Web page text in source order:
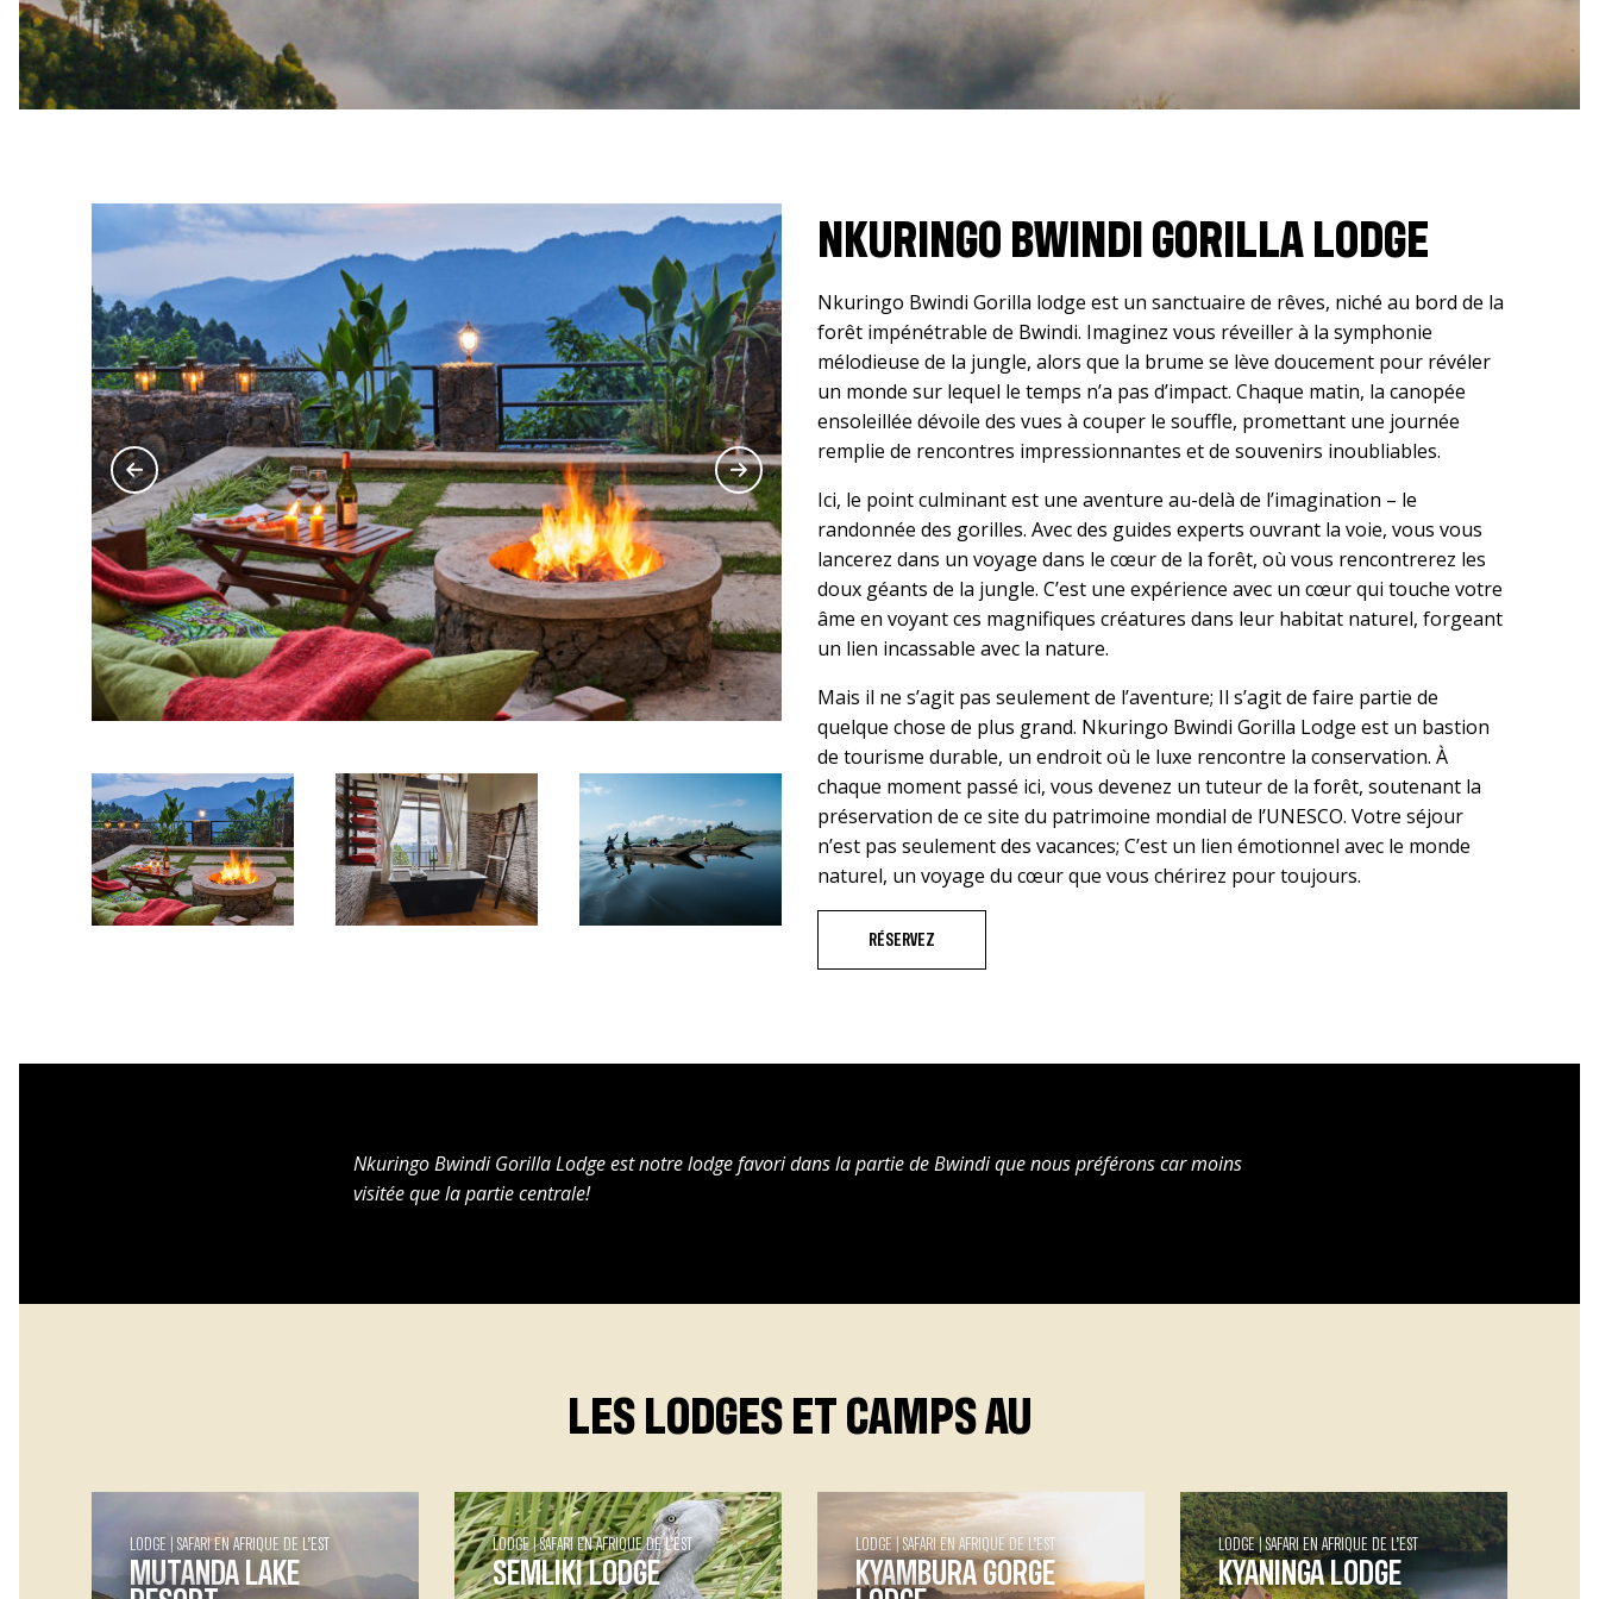
NKURINGO BWINDI GORILLA LODGE
Nkuringo Bwindi Gorilla lodge est un sanctuaire de rêves, niché au bord de la
forêt impénétrable de Bwindi. Imaginez vous réveiller à la symphonie
mélodieuse de la jungle, alors que la brume se lève doucement pour révéler
un monde sur lequel le temps n’a pas d’impact. Chaque matin, la canopée
ensoleillée dévoile des vues à couper le souffle, promettant une journée
remplie de rencontres impressionnantes et de souvenirs inoubliables.
Ici, le point culminant est une aventure au-delà de l’imagination – le
randonnée des gorilles. Avec des guides experts ouvrant la voie, vous vous
lancerez dans un voyage dans le cœur de la forêt, où vous rencontrerez les
doux géants de la jungle. C’est une expérience avec un cœur qui touche votre
âme en voyant ces magnifiques créatures dans leur habitat naturel, forgeant
un lien incassable avec la nature.
Mais il ne s’agit pas seulement de l’aventure; Il s’agit de faire partie de
quelque chose de plus grand. Nkuringo Bwindi Gorilla Lodge est un bastion
de tourisme durable, un endroit où le luxe rencontre la conservation. À
chaque moment passé ici, vous devenez un tuteur de la forêt, soutenant la
préservation de ce site du patrimoine mondial de l’UNESCO. Votre séjour
n’est pas seulement des vacances; C’est un lien émotionnel avec le monde
naturel, un voyage du cœur que vous chérirez pour toujours.
RÉSERVEZ
Nkuringo Bwindi Gorilla Lodge est notre lodge favori dans la partie de Bwindi que nous préférons car moins
visitée que la partie centrale!
LES LODGES ET CAMPS AU
LODGE SAFARI EN AFRIQUE DE L’EST
MUTANDA LAKE
LODGE SAFARI EN AFRIQUE DE L’EST
SEMLIKI LODGE
LODGE SAFARI EN AFRIQUE DE L’EST
KYAMBURA GORGE
LODGE SAFARI EN AFRIQUE DE L’EST
KYANINGA LODGE